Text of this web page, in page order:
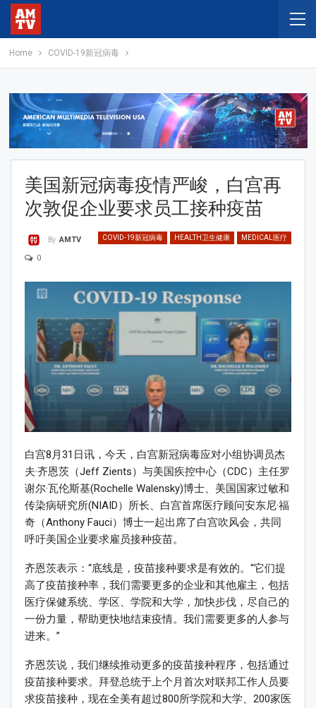
Home COVID-19新冠病毒
美国新冠病毒疫情严峻，白宫再
次敦促企业要求员工接种疫苗
COVID-19新冠病毒 HEALTH卫生健康 MEDICAL医疗
By AMTV
0
白宫8月31日讯，今天，白宫新冠病毒应对小组协调员杰
夫·齐恩茨（Jeff Zients）与美国疾控中心（CDC）主任罗
谢尔·瓦伦斯基(Rochelle Walensky)博士、美国国家过敏和
传染病研究所(NIAID）所长、白宫首席医疗顾问安东尼·福
奇（Anthony Fauci）博士一起出席了白宫吹风会，共同
呼吁美国企业要求雇员接种疫苗。
齐恩茨表示：“底线是，疫苗接种要求是有效的。“它们提
高了疫苗接种率，我们需要更多的企业和其他雇主，包括
医疗保健系统、学区、学院和大学，加快步伐，尽自己的
一份力量，帮助更快地结束疫情。我们需要更多的人参与
进来。”
齐恩茨说，我们继续推动更多的疫苗接种程序，包括通过
疫苗接种要求。拜登总统于上个月首次对联邦工作人员要
求疫苗接种，现在全美有超过800所学院和大学、200家医